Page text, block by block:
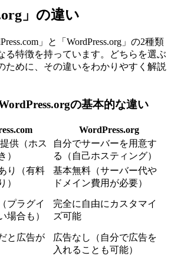
」の違い
」と「WordPress.org」の2種類
る特徴を持っています。どちらを選ぶ
ために、その違いをわかりやすく解説
の基本的な違い
WordPress.org
供（ホス
）
自分でサーバーを用意す
る（自己ホスティング）
り（有料
）
基本無料（サーバー代や
ドメイン費用が必要）
プラグイ
場合も）
完全に自由にカスタマイ
ズ可能
と広告が
広告なし（自分で広告を
入れることも可能）